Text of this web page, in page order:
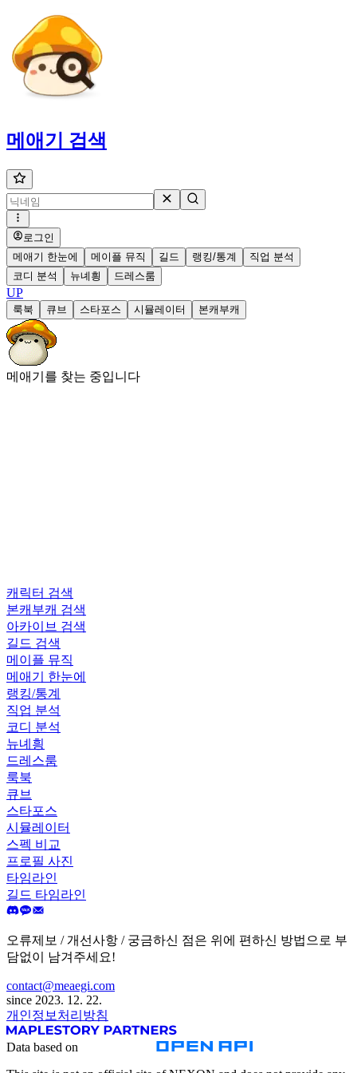
메애기 검색
로그인
메애기 한눈에
메이플 뮤직 길드 랭킹/통계
직업 분석
코디 분석
뉴녜힁 드레스룸
UP
룩북 큐브 스타포스 시뮬레이터 본캐부캐
메애기를 찾는 중입니다
캐릭터 검색
본캐부캐 검색
아카이브 검색
길드 검색
메이플 뮤직
메애기 한눈에
랭킹/통계
직업 분석
코디 분석
뉴녜힁
드레스룸
룩북
큐브
스타포스
시뮬레이터
스펙 비교
프로필 사진
타임라인
길드 타임라인
오류제보 / 개선사항 / 궁금하신 점은 위에 편하신 방법으로 부
담없이 남겨주세요!
contact@meaegi.com
since 2023. 12. 22.
개인정보처리방침
Data based on